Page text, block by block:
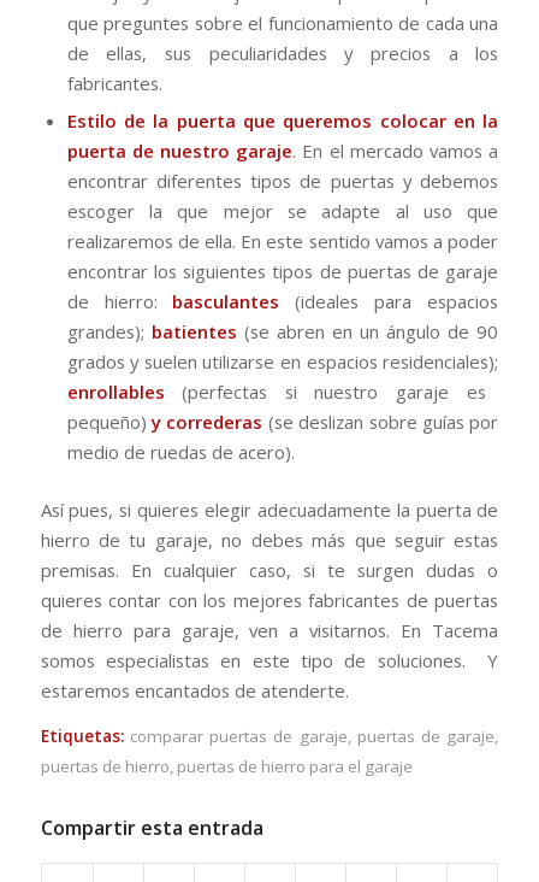
que preguntes sobre el funcionamiento de cada una
de ellas, sus peculiaridades y precios a los
fabricantes.
Estilo de la puerta que queremos colocar en la
puerta de nuestro garaje. En el mercado vamos a
encontrar diferentes tipos de puertas y debemos
escoger la que mejor se adapte al uso que
realizaremos de ella. En este sentido vamos a poder
encontrar los siguientes tipos de puertas de garaje
de hierro: basculantes (ideales para espacios
grandes); batientes (se abren en un ángulo de 90
grados y suelen utilizarse en espacios residenciales);
enrollables (perfectas si nuestro garaje es
pequeño) y correderas (se deslizan sobre guías por
medio de ruedas de acero).
Así pues, si quieres elegir adecuadamente la puerta de
hierro de tu garaje, no debes más que seguir estas
premisas. En cualquier caso, si te surgen dudas o
quieres contar con los mejores fabricantes de puertas
de hierro para garaje, ven a visitarnos. En Tacema
somos especialistas en este tipo de soluciones. Y
estaremos encantados de atenderte.
Etiquetas: comparar puertas de garaje, puertas de garaje,
puertas de hierro, puertas de hierro para el garaje
Compartir esta entrada